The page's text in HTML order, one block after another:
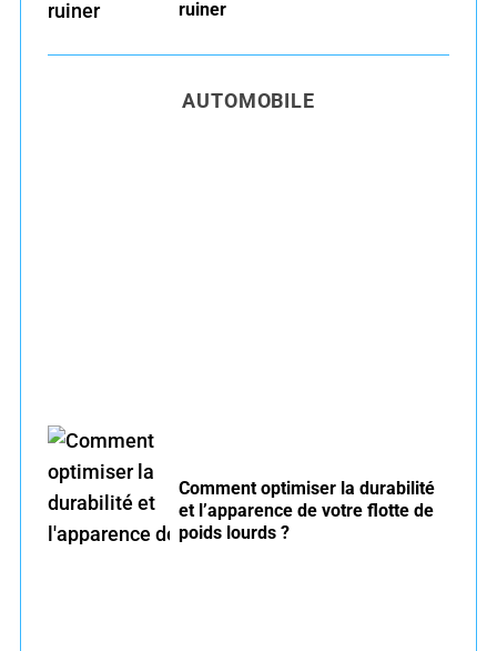
ruiner
AUTOMOBILE
Comment optimiser la durabilité
et l’apparence de votre flotte de
poids lourds ?